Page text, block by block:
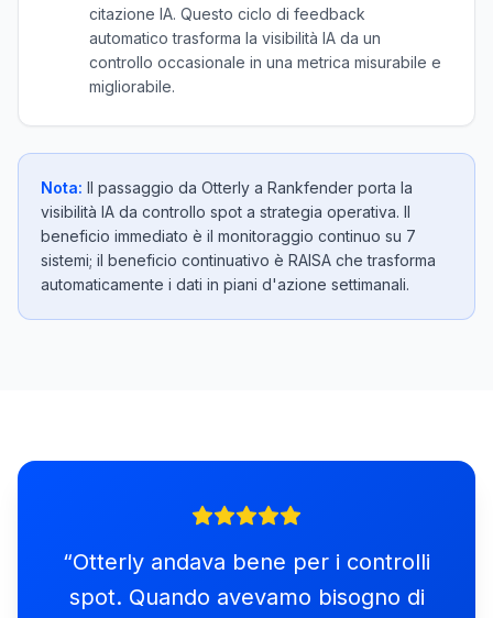
citazione IA. Questo ciclo di feedback
automatico trasforma la visibilità IA da un
controllo occasionale in una metrica misurabile e
migliorabile.
Nota: Il passaggio da Otterly a Rankfender porta la
visibilità IA da controllo spot a strategia operativa. Il
beneficio immediato è il monitoraggio continuo su 7
sistemi; il beneficio continuativo è RAISA che trasforma
automaticamente i dati in piani d'azione settimanali.
“Otterly andava bene per i controlli
spot. Quando avevamo bisogno di